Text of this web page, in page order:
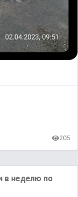
205
в неделю по